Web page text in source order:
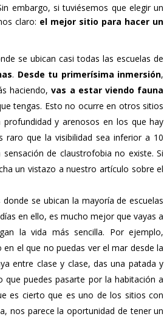
embargo, si tuviésemos que elegir un
claro: el mejor sitio para hacer un
se ubican casi todas las escuelas de
. Desde tu primerísima inmersión,
haciendo,vas a estar viendo fauna
tengas. Esto no ocurre en otros sitios
profundidad y arenosos en los que hay
raro que la visibilidad sea inferior a 10
de claustrofobia no existe. Si
un vistazo a nuestro artículo sobre el
se ubican la mayoría de escuelas
en ello, es mucho mejor que vayas a
la vida más sencilla. Por ejemplo,
el que no puedas ver el mar desde la
entre clase y clase, das una patada y
puedes pasarte por la habitación a
es cierto que es uno de los sitios con
nos parece la oportunidad de tener un